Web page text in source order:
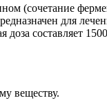
(сочетание
для
составляет
веществу.